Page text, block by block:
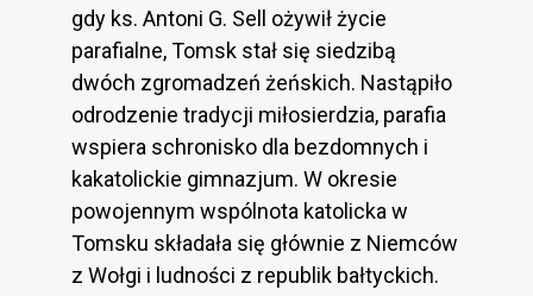
gdy ks. Antoni G. Sell ożywił życie
parafialne, Tomsk stał się siedzibą
dwóch zgromadzeń żeńskich. Nastąpiło
odrodzenie tradycji miłosierdzia, parafia
wspiera schronisko dla bezdomnych i
kakatolickie gimnazjum. W okresie
powojennym wspólnota katolicka w
Tomsku składała się głównie z Niemców
z Wołgi i ludności z republik bałtyckich.